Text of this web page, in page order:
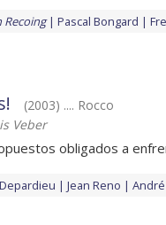
Recoing Pascal Bongard
(2003) .... Rocco
Veber
obligados a
Jean Reno